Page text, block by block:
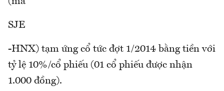
SJE
-HNX) tạm ứng cổ tức đợt 1/2014 bằng tiền với
tỷ lệ 10%/cổ phiếu (01 cổ phiếu được nhận
1.000 đồng).